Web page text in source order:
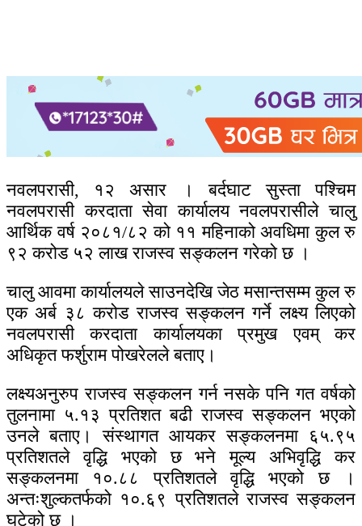
नवलपरासी, १२ असार । बर्दघाट सुस्ता पश्चिम
नवलपरासी करदाता सेवा कार्यालय नवलपरासीले चालु
आर्थिक वर्ष २०८१/८२ को ११ महिनाको अवधिमा कुल रु
९२ करोड ५२ लाख राजस्व सङ्कलन गरेको छ ।
चालु आवमा कार्यालयले साउनदेखि जेठ मसान्तसम्म कुल रु
एक अर्ब ३८ करोड राजस्व सङ्कलन गर्ने लक्ष्य लिएको
नवलपरासी करदाता कार्यालयका प्रमुख एवम् कर
अधिकृत फर्शुराम पोखरेलले बताए।
लक्ष्यअनुरुप राजस्व सङ्कलन गर्न नसके पनि गत वर्षको
तुलनामा ५.१३ प्रतिशत बढी राजस्व सङ्कलन भएको
उनले बताए। संस्थागत आयकर सङ्कलनमा ६५.९५
प्रतिशतले वृद्धि भएको छ भने मूल्य अभिवृद्धि कर
सङ्कलनमा १०.८८ प्रतिशतले वृद्धि भएको छ ।
अन्तःशुल्कतर्फको १०.६९ प्रतिशतले राजस्व सङ्कलन
घटेको छ ।